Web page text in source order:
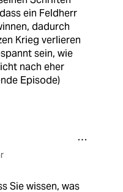
ein Feldherr
dadurch
Krieg verlieren
sein, wie
nach eher
Episode)
Sie wissen, was